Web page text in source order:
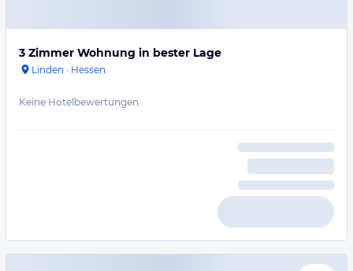
3 Zimmer Wohnung in bester Lage
Linden · Hessen
Keine Hotelbewertungen